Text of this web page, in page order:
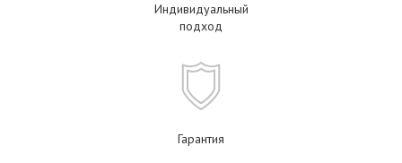
Индивидуальный
подход
Гарантия